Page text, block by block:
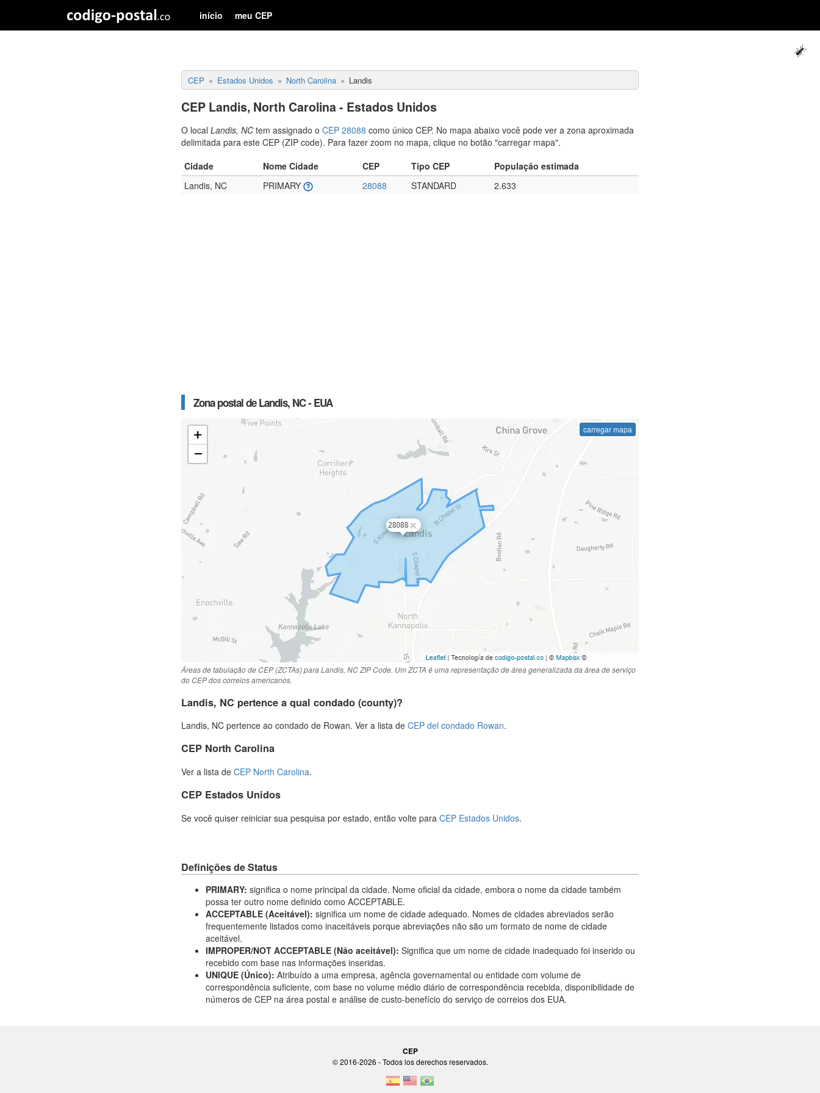
início meu CEP
CEP Estados Unidos North Carolina Landis
CEP Landis, North Carolina - Estados Unidos
O local Landis, NC tem assignado o CEP 28088 como único CEP. No mapa abaixo você pode ver a zona aproximada
delimitada para este CEP (ZIP code). Para fazer zoom no mapa, clique no botão "carregar mapa".
Cidade
Nome Cidade CEP Tipo CEP
População estimada
Landis, NC
PRIMARY 28088 STANDARD 2.633
Zona postal de Landis, NC - EUA
carregar mapa
Áreas de tabulação de CEP (ZCTAs) para Landis, NC ZIP Code. Um ZCTA é uma representação de área generalizada da área de serviço
do CEP dos correios americanos.
Landis, NC pertence a qual condado (county)?
Landis, NC pertence ao condado de Rowan. Ver a lista de CEP del condado Rowan.
CEP North Carolina
Ver a lista de CEP North Carolina.
CEP Estados Unidos
Se você quiser reiniciar sua pesquisa por estado, então volte para CEP Estados Unidos.
Definições de Status
PRIMARY: significa o nome principal da cidade. Nome oficial da cidade, embora o nome da cidade também
possa ter outro nome definido como ACCEPTABLE.
ACCEPTABLE (Aceitável): significa um nome de cidade adequado. Nomes de cidades abreviados serão
frequentemente listados como inaceitáveis porque abreviações não são um formato de nome de cidade
aceitável.
IMPROPER/NOT ACCEPTABLE (Não aceitável): Significa que um nome de cidade inadequado foi inserido ou
recebido com base nas informações inseridas.
UNIQUE (Único): Atribuído a uma empresa, agência governamental ou entidade com volume de
correspondência suficiente, com base no volume médio diário de correspondência recebida, disponibilidade de
números de CEP na área postal e análise de custo-benefício do serviço de correios dos EUA.
CEP
© 2016-2026 - Todos los derechos reservados.